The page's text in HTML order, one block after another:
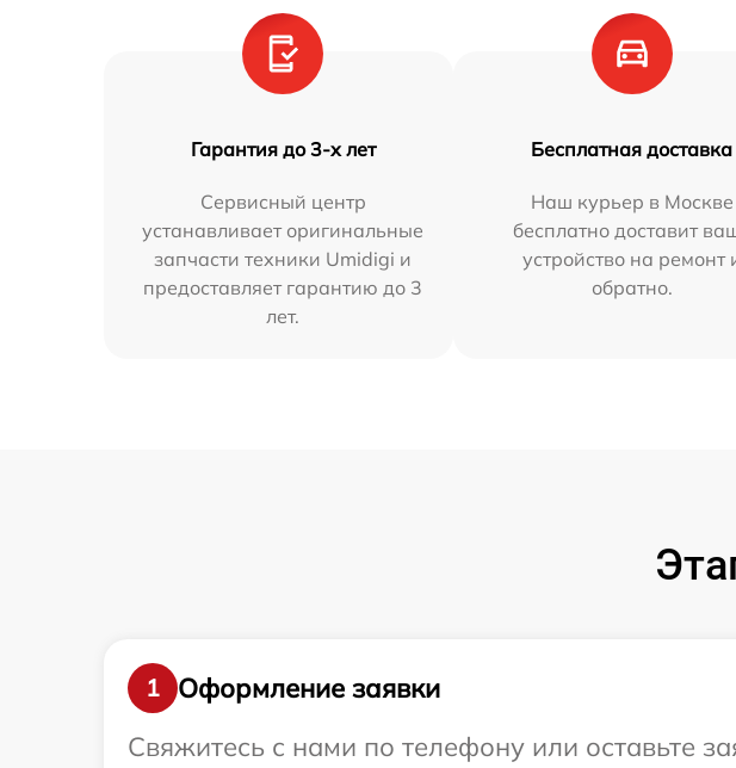
Гарантия до 3-х лет
Сервисный центр
устанавливает оригинальные
запчасти техники Umidigi и
предоставляет гарантию до 3
лет.
Бесплатная доставка
Наш курьер в Москве
бесплатно доставит
устройство на ремонт
обратно.
1
Оформление заявки
Свяжитесь с нами по телефону или оставьте